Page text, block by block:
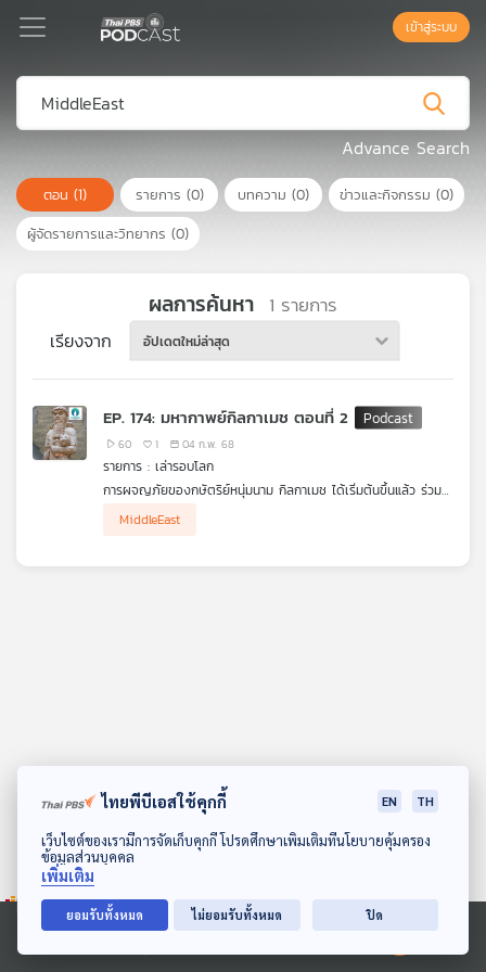
Podcast
เพล
ย์
ลิ
เพล
สต์
และ
เกี่ยว
ดาวน์โหลด Thai PBS Podcast Application
Ⓒ 2020 องค์การกระจายเสียงและแพร่ภาพสาธารณะแห่งประเทศไทย
เข้าสู่ระบบ
Advance Search
ตอน (1) รายการ (0) บทความ (0) ข่าวและกิจกรรม (0)
ผู้จัดรายการและวิทยากร (0)
ผลการค้นหา 1 รายการ
เรียงจาก อัปเดตใหม่ล่าสุด
EP. 174: มหากาพย์กิลกาเมช ตอนที่ 2
60 1 04 ก.พ. 68
รายการ : เล่ารอบโลก
การผจญภัยของกษัตริย์หนุ่มนาม กิลกาเมช ได้เริ่มต้นขึ้นแล้ว ร่วม
มนุษยชาติในยุค 5,000 ปีที่แล้วไปด้วยกัน
MiddleEast
ไทยพีบีเอสใช้คุกกี้ EN TH
เว็บไซต์ของเรามีการจัดเก็บคุกกี้ โปรดศึกษาเพิ่มเติมที่นโยบายคุ้มครอง
ข้อมูลส่วนบุคคล
เพิ่มเติม
ยอมรับทั้งหมด ไม่ยอมรับทั้งหมด ปิด